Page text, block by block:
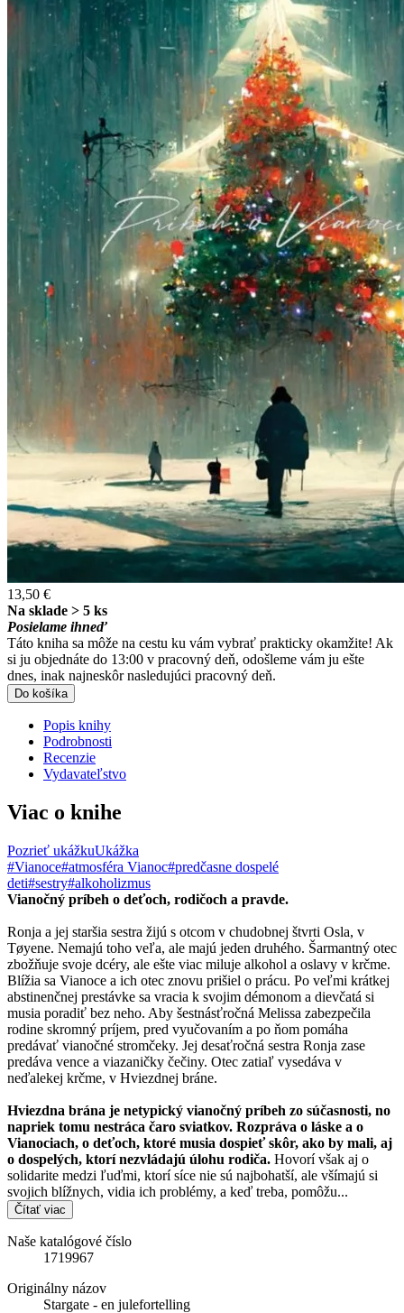
13,50 €
Na sklade > 5 ks
Posielame ihneď
Táto kniha sa môže na cestu ku vám vybrať prakticky okamžite! Ak
si ju objednáte do 13:00 v pracovný deň, odošleme vám ju ešte
dnes, inak najneskôr nasledujúci pracovný deň.
Do košíka
Popis knihy
Podrobnosti
Recenzie
Vydavateľstvo
Viac o knihe
Pozrieť ukážkuUkážka
#Vianoce#atmosféra Vianoc#predčasne dospelé
deti#sestry#alkoholizmus
Vianočný príbeh o deťoch, rodičoch a pravde.
Ronja a jej staršia sestra žijú s otcom v chudobnej štvrti Osla, v
Tøyene. Nemajú toho veľa, ale majú jeden druhého. Šarmantný otec
zbožňuje svoje dcéry, ale ešte viac miluje alkohol a oslavy v krčme.
Blížia sa Vianoce a ich otec znovu prišiel o prácu. Po veľmi krátkej
abstinenčnej prestávke sa vracia k svojim démonom a dievčatá si
musia poradiť bez neho. Aby šestnásťročná Melissa zabezpečila
rodine skromný príjem, pred vyučovaním a po ňom pomáha
predávať vianočné stromčeky. Jej desaťročná sestra Ronja zase
predáva vence a viazaničky čečiny. Otec zatiaľ vysedáva v
neďalekej krčme, v Hviezdnej bráne.
Hviezdna brána je netypický vianočný príbeh zo súčasnosti, no
napriek tomu nestráca čaro sviatkov. Rozpráva o láske a o
Vianociach, o deťoch, ktoré musia dospieť skôr, ako by mali, aj
o dospelých, ktorí nezvládajú úlohu rodiča. Hovorí však aj o
solidarite medzi ľuďmi, ktorí síce nie sú najbohatší, ale všímajú si
svojich blížnych, vidia ich problémy, a keď treba, pomôžu...
Čítať viac
Naše katalógové číslo
1719967
Originálny názov
Stargate - en julefortelling